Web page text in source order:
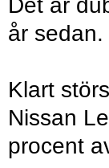
Det är
år sedan.
Klart
Nissan
procent